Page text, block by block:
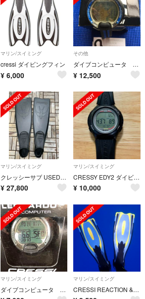
マリン/スイミング
cressi ダイビングフィン
¥ 6,000
その他
ダイブコンピュータ クレッシーサブ レオナルド
¥ 12,500
マリン/スイミング
クレッシーサブ USED “激レア!!”Cressi-Sub フルフットフィン
¥ 27,800
マリン/スイミング
CRESSY EDY2 ダイビングコンピューター
¥ 10,000
マリン/スイミング
ダイブコンピュータ LEONARDO
マリン/スイミング
CRESSI REACTION & TUSA ブーツ